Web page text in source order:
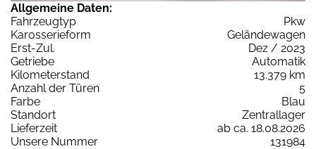
Allgemeine Daten:
Fahrzeugtyp
Pkw
Karosserieform
Geländewagen
Erst-Zul.
Dez / 2023
Getriebe
Automatik
Kilometerstand
13.379 km
Anzahl der Türen
5
Farbe
Blau
Standort
Zentrallager
Lieferzeit
ab ca. 18.08.2026
Unsere Nummer
131984